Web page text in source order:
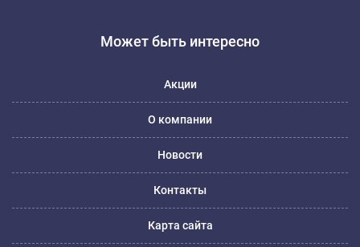
Может быть интересно
Акции
О компании
Новости
Контакты
Карта сайта